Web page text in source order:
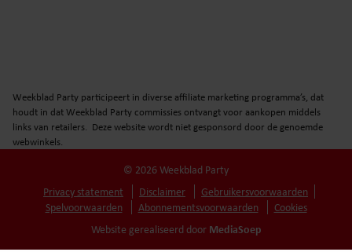
Weekblad Party participeert in diverse affiliate marketing programma’s, dat
houdt in dat Weekblad Party commissies ontvangt voor aankopen middels
links van retailers. Deze website wordt niet gesponsord door de genoemde
webwinkels.
© 2026 Weekblad Party
Privacy statement
Disclaimer
Gebruikersvoorwaarden
Spelvoorwaarden
Abonnementsvoorwaarden
Cookies
Website gerealiseerd door MediaSoep